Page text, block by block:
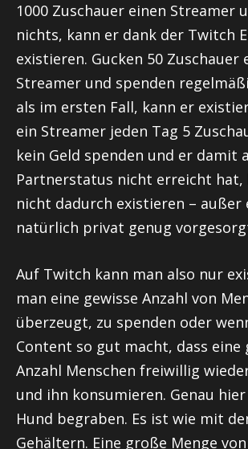
1000 Zuschauer einen Streamer
nichts, kann er dank der Twitch
existieren. Gucken 50 Zuschauer
Streamer und spenden
als im ersten Fall, kann er
ein Streamer jeden Tag 5
kein Geld spenden und er damit
Partnerstatus nicht erreicht hat,
nicht dadurch existieren – außer
natürlich privat genug
Auf Twitch kann man also nur
man eine gewisse Anzahl von
überzeugt, zu spenden oder
Content so gut macht, dass eine
Anzahl Menschen freiwillig
und ihn konsumieren. Genau
Hund begraben. Es ist wie mit
Gehältern. Eine große Menge